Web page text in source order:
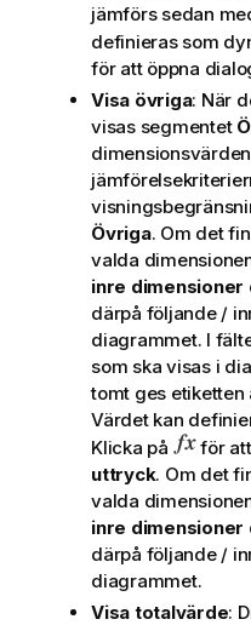
jämförs sedan
definieras som
för att öppna
Visa övriga: När
visas segmentet
Övriga. Om det
valda
inre dimensioner
därpå följande /
diagrammet. I
som ska visas i
tomt ges
Värdet kan
Klicka på
för
uttryck. Om det
valda
inre dimensioner
därpå följande /
diagrammet.
Visa totalvärde: